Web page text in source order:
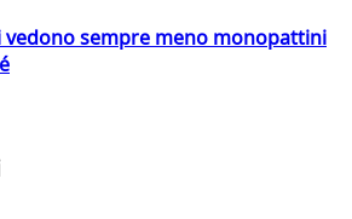
vedono sempre meno monopattini